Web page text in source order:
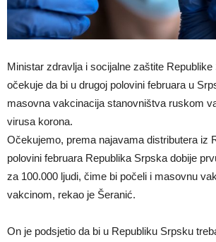
Ministar zdravlja i socijalne zaštite
očekuje da bi u drugoj polovini februara u
masovna vakcinacija stanovništva ruskom
virusa korona.
Očekujemo, prema najavama distributera iz
polovini februara Republika Srpska dobije
za 100.000 ljudi, čime bi počeli i masovnu
vakcinom, rekao je Šeranić.
On je podsjetio da bi u Republiku Srpsku